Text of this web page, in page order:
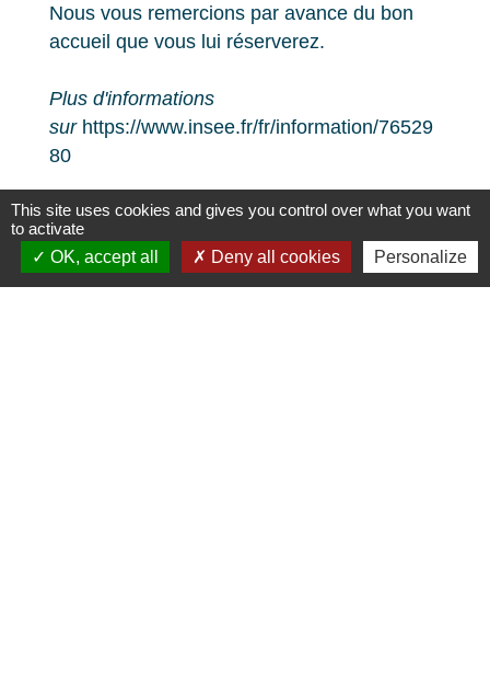
Nous vous remercions par avance du bon
accueil que vous lui réserverez.
Plus d'informations
sur https://www.insee.fr/fr/information/76529
80
This site uses cookies and gives you control over what you want
to activate
OK, accept all
Deny all cookies Personalize